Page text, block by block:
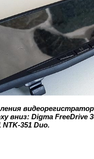
вниз: Digma FreeDrive
351 Duo.